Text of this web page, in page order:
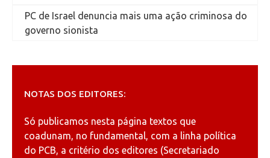
PC de Israel denuncia mais uma ação criminosa do
governo sionista
NOTAS DOS EDITORES:
Só publicamos nesta página textos que
coadunam, no fundamental, com a linha política
do PCB, a critério dos editores (Secretariado